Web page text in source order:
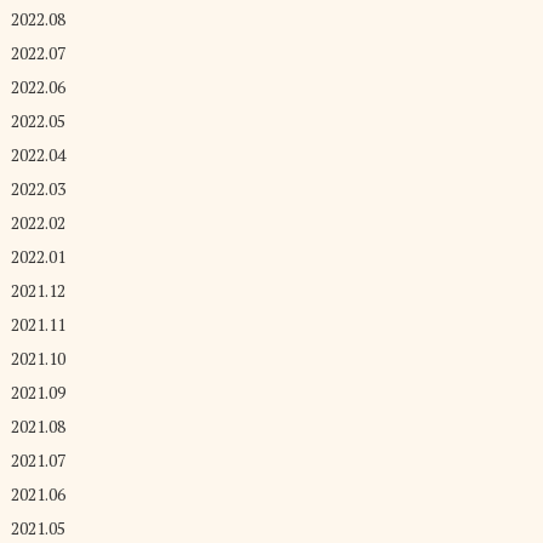
2022.08
2022.07
2022.06
2022.05
2022.04
2022.03
2022.02
2022.01
2021.12
2021.11
2021.10
2021.09
2021.08
2021.07
2021.06
2021.05